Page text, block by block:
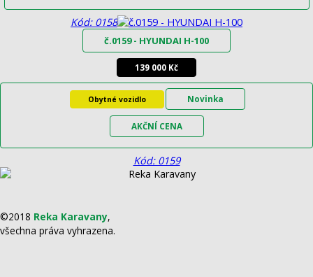
Kód: 0158
č.0159 - HYUNDAI H-100
139 000 Kč
Obytné vozidlo Novinka
AKČNÍ CENA
Kód: 0159
©2018 Reka Karavany,
všechna práva vyhrazena.